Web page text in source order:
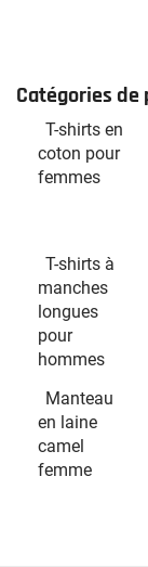
Catégories de
T-shirts en
coton pour
femmes
T-shirts à
manches
longues
pour
hommes
Manteau
en laine
camel
femme